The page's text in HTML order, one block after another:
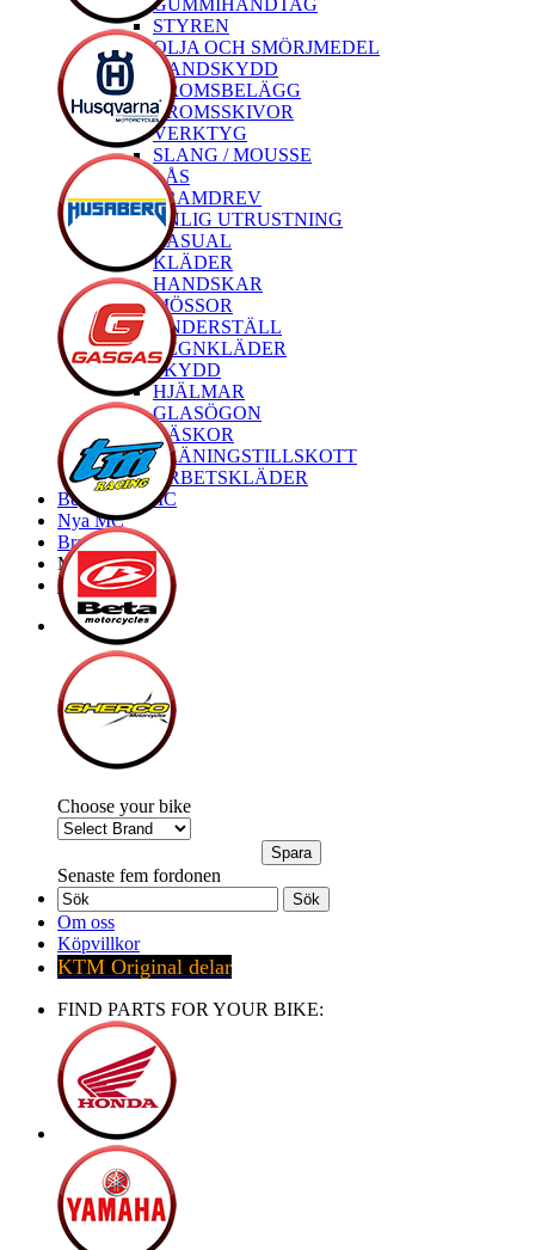
GUMMIHANDTAG
STYREN
OLJA OCH SMÖRJMEDEL
HANDSKYDD
BROMSBELÄGG
BROMSSKIVOR
VERKTYG
SLANG / MOUSSE
LÅS
FRAMDREV
PERSONLIG UTRUSTNING
CASUAL
KLÄDER
HANDSKAR
MÖSSOR
UNDERSTÄLL
REGNKLÄDER
SKYDD
HJÄLMAR
GLASÖGON
VÄSKOR
TRÄNINGSTILLSKOTT
ARBETSKLÄDER
Begagnade MC
Nya MC
Brands
My Bike
Express order
Choose your bike
Senaste fem fordonen
Sök
Om oss
Köpvillkor
KTM Original delar
FIND PARTS FOR YOUR BIKE: